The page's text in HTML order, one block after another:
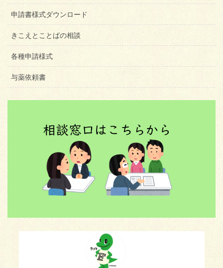
申請書様式ダウンロード
きこえとことばの相談
各種申請様式
与薬依頼書